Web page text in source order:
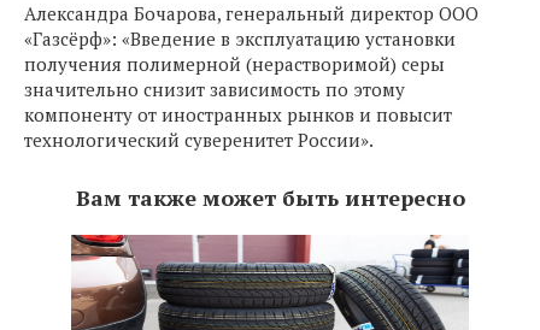
Александра Бочарова, генеральный директор ООО
«Газсёрф»: «Введение в эксплуатацию установки
получения полимерной (нерастворимой) серы
значительно снизит зависимость по этому
компоненту от иностранных рынков и повысит
технологический суверенитет России».
Вам также может быть интересно